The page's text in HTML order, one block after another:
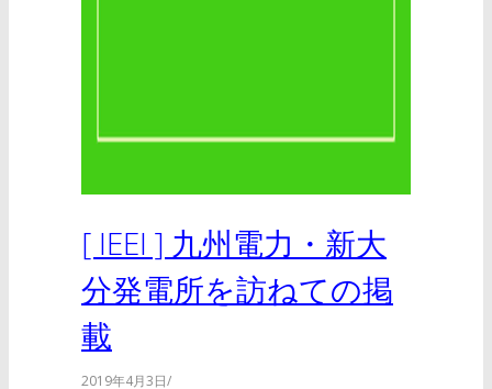
[ IEEI ] 九州電力・新大
分発電所を訪ねての掲
載
2019年4月3日/